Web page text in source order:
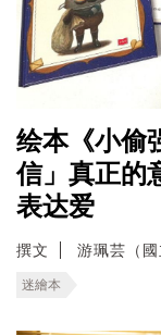
绘本《小偷
信」真正的
表达爱
撰文 游珮芸（
迷繪本